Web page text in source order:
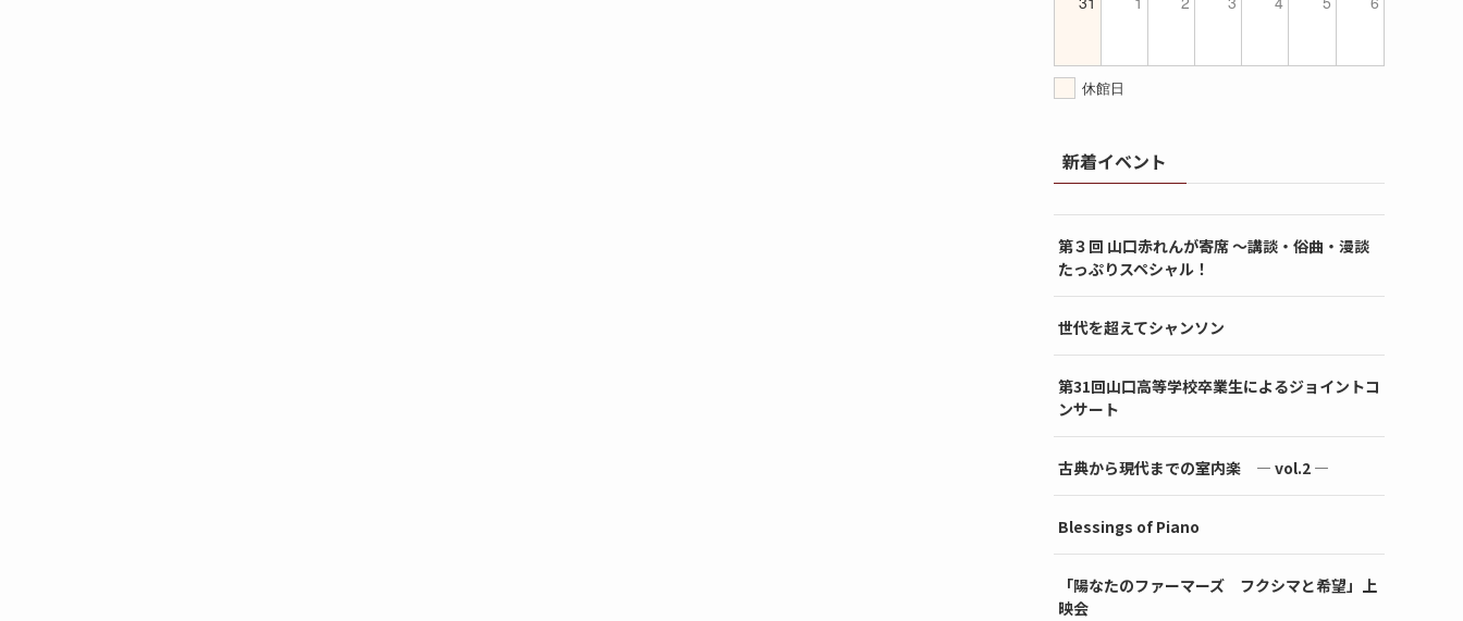
休館日
新着イベント
第３回 山口赤れんが寄席 〜講談・俗曲・漫談
たっぷりスペシャル！
世代を超えてシャンソン
第31回山口高等学校卒業生によるジョイントコ
ンサート
古典から現代までの室内楽 ― vol.2 ―
Blessings of Piano
「陽なたのファーマーズ フクシマと希望」上
映会